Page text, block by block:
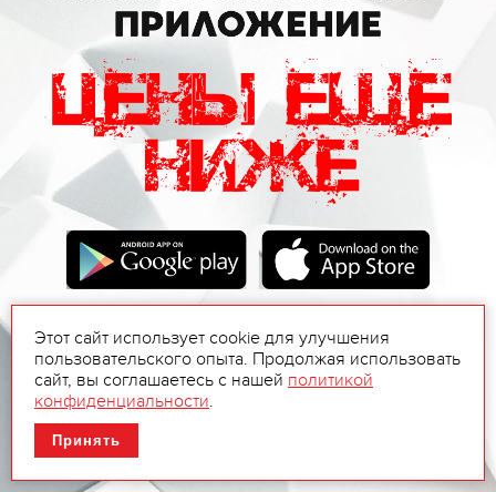
Этот сайт использует cookie для улучшения
пользовательского опыта. Продолжая использовать
сайт, вы соглашаетесь с нашей политикой
конфиденциальности.
Принять